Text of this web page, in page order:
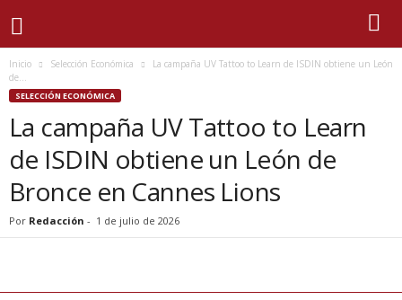
Inicio Selección Económica
La campaña UV Tattoo to Learn de ISDIN obtiene un León
de...
SELECCIÓN ECONÓMICA
La campaña UV Tattoo to Learn
de ISDIN obtiene un León de
Bronce en Cannes Lions
Por Redacción - 1 de julio de 2026